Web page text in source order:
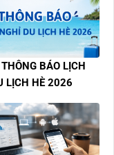
BÁO LỊCH
LỊCH HÈ 2026